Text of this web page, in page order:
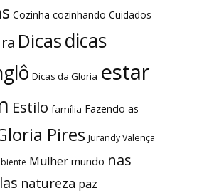
Cozinha cozinhando Cuidados
Dicasdicas
Dicas da Gloria estar
Estilo família Fazendo as
Pires Jurandy Valença
Mulher mundo nas
natureza paz